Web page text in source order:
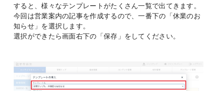
すると、様々なテンプレートがたくさん一覧で出てきます。
今回は営業案内の記事を作成するので、一番下の「休業のお
知らせ」を選択します。
選択ができたら画面右下の「保存」をしてください。